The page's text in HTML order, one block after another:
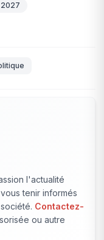
l'actualité
tenir informés
Contactez-
ou autre